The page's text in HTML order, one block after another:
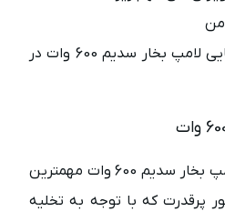
• ثابت بودن میزان روشنایی لامپ بخار سدیم 600 وات در
نور زرد رنگ خیره کننده لامپ بخار سدیم 600 وات مهمترین
که با توجه به تخلیه